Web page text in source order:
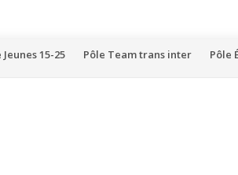
Jeunes 15-25 Pôle Team trans inter Pôle